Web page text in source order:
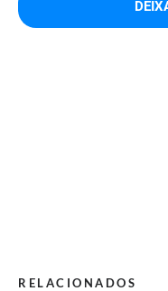
RELACIONADOS